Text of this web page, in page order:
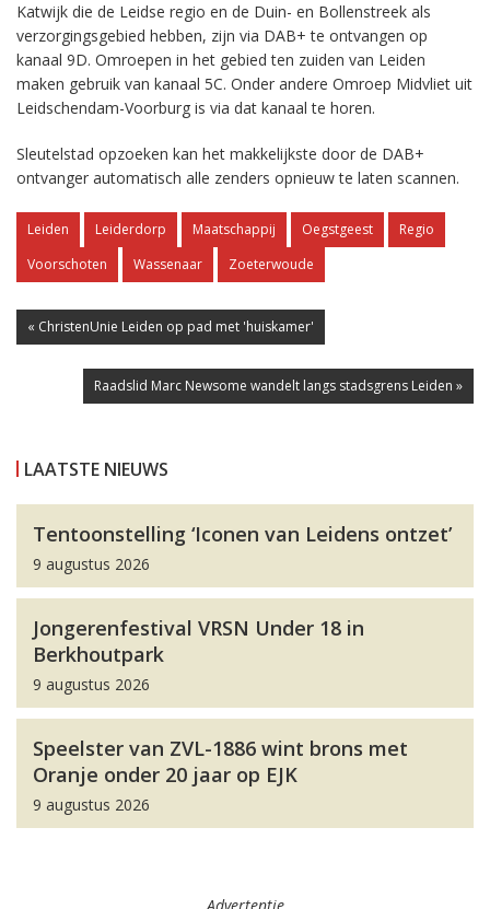
Katwijk die de Leidse regio en de Duin- en Bollenstreek als
verzorgingsgebied hebben, zijn via DAB+ te ontvangen op
kanaal 9D. Omroepen in het gebied ten zuiden van Leiden
maken gebruik van kanaal 5C. Onder andere Omroep Midvliet uit
Leidschendam-Voorburg is via dat kanaal te horen.
Sleutelstad opzoeken kan het makkelijkste door de DAB+
ontvanger automatisch alle zenders opnieuw te laten scannen.
Leiden Leiderdorp Maatschappij Oegstgeest
Regio
Voorschoten
Wassenaar Zoeterwoude
« ChristenUnie Leiden op pad met 'huiskamer'
Raadslid Marc Newsome wandelt langs stadsgrens Leiden »
LAATSTE NIEUWS
Tentoonstelling ‘Iconen van Leidens ontzet’
9 augustus 2026
Jongerenfestival VRSN Under 18 in
Berkhoutpark
9 augustus 2026
Speelster van ZVL-1886 wint brons met
Oranje onder 20 jaar op EJK
9 augustus 2026